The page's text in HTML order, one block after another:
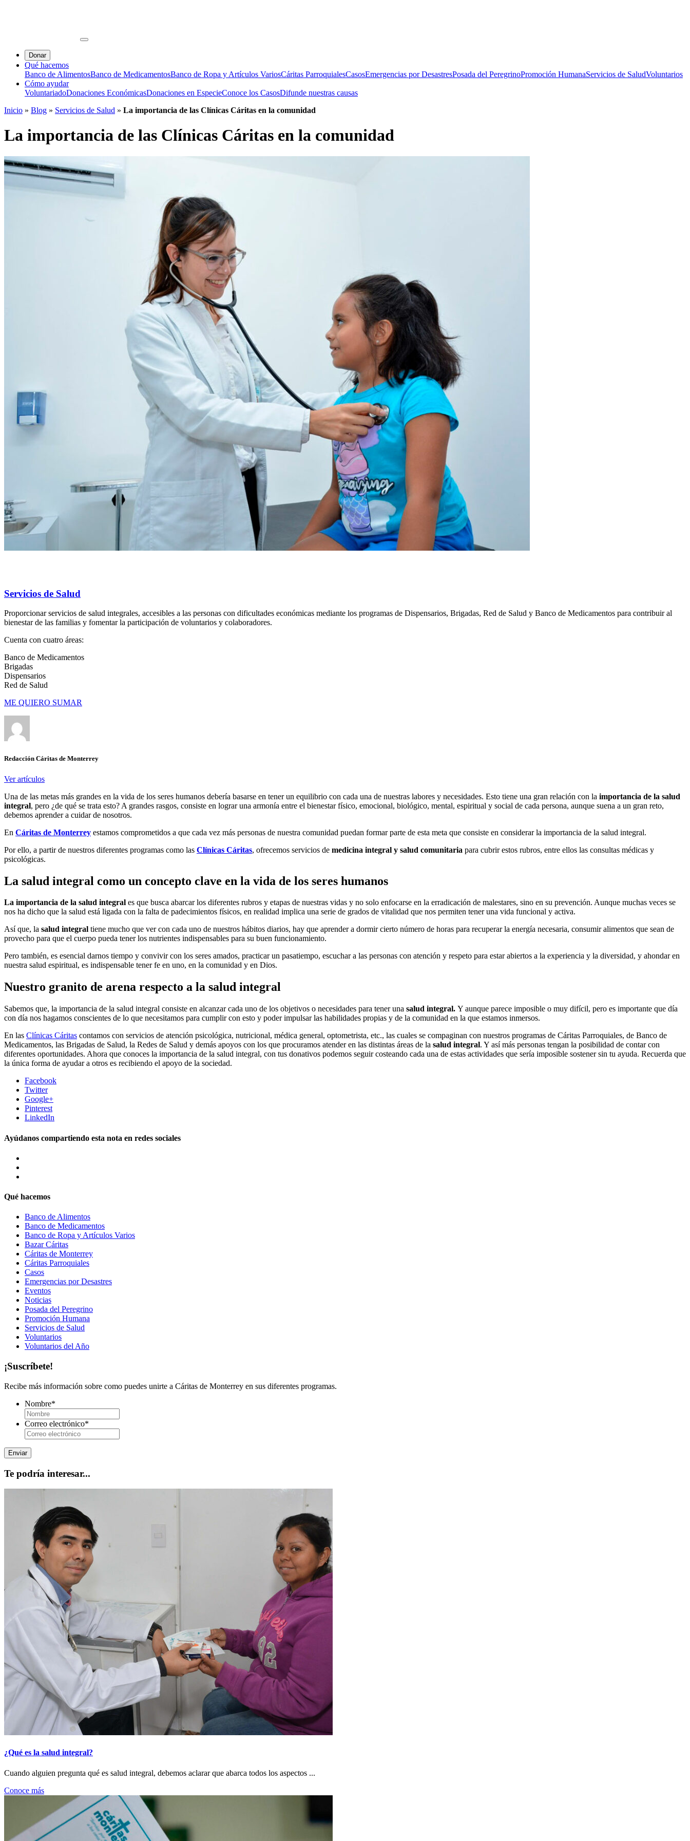
Donar
Qué hacemos
Banco de AlimentosBanco de MedicamentosBanco de Ropa y Artículos VariosCáritas ParroquialesCasosEmergencias por DesastresPosada del PeregrinoPromoción HumanaServicios de SaludVoluntarios
Cómo ayudar
VoluntariadoDonaciones EconómicasDonaciones en EspecieConoce los CasosDifunde nuestras causas
Inicio » Blog » Servicios de Salud » La importancia de las Clínicas Cáritas en la comunidad
La importancia de las Clínicas Cáritas en la comunidad
Servicios de Salud
Proporcionar servicios de salud integrales, accesibles a las personas con dificultades económicas mediante los programas de Dispensarios, Brigadas, Red de Salud y Banco de Medicamentos para contribuir al
bienestar de las familias y fomentar la participación de voluntarios y colaboradores.
Cuenta con cuatro áreas:
Banco de Medicamentos
Brigadas
Dispensarios
Red de Salud
ME QUIERO SUMAR
Redacción Cáritas de Monterrey
Ver artículos
Una de las metas más grandes en la vida de los seres humanos debería basarse en tener un equilibrio con cada una de nuestras labores y necesidades. Esto tiene una gran relación con la importancia de la salud
integral, pero ¿de qué se trata esto? A grandes rasgos, consiste en lograr una armonía entre el bienestar físico, emocional, biológico, mental, espiritual y social de cada persona, aunque suena a un gran reto,
debemos aprender a cuidar de nosotros.
En Cáritas de Monterrey estamos comprometidos a que cada vez más personas de nuestra comunidad puedan formar parte de esta meta que consiste en considerar la importancia de la salud integral.
Por ello, a partir de nuestros diferentes programas como las Clínicas Cáritas, ofrecemos servicios de medicina integral y salud comunitaria para cubrir estos rubros, entre ellos las consultas médicas y
psicológicas.
La salud integral como un concepto clave en la vida de los seres humanos
La importancia de la salud integral es que busca abarcar los diferentes rubros y etapas de nuestras vidas y no solo enfocarse en la erradicación de malestares, sino en su prevención. Aunque muchas veces se
nos ha dicho que la salud está ligada con la falta de padecimientos físicos, en realidad implica una serie de grados de vitalidad que nos permiten tener una vida funcional y activa.
Así que, la salud integral tiene mucho que ver con cada uno de nuestros hábitos diarios, hay que aprender a dormir cierto número de horas para recuperar la energía necesaria, consumir alimentos que sean de
provecho para que el cuerpo pueda tener los nutrientes indispensables para su buen funcionamiento.
Pero también, es esencial darnos tiempo y convivir con los seres amados, practicar un pasatiempo, escuchar a las personas con atención y respeto para estar abiertos a la experiencia y la diversidad, y ahondar en
nuestra salud espiritual, es indispensable tener fe en uno, en la comunidad y en Dios.
Nuestro granito de arena respecto a la salud integral
Sabemos que, la importancia de la salud integral consiste en alcanzar cada uno de los objetivos o necesidades para tener una salud integral. Y aunque parece imposible o muy difícil, pero es importante que día
con día nos hagamos conscientes de lo que necesitamos para cumplir con esto y poder impulsar las habilidades propias y de la comunidad en la que estamos inmersos.
En las Clínicas Cáritas contamos con servicios de atención psicológica, nutricional, médica general, optometrista, etc., las cuales se compaginan con nuestros programas de Cáritas Parroquiales, de Banco de
Medicamentos, las Brigadas de Salud, la Redes de Salud y demás apoyos con los que procuramos atender en las distintas áreas de la salud integral. Y así más personas tengan la posibilidad de contar con
diferentes oportunidades. Ahora que conoces la importancia de la salud integral, con tus donativos podemos seguir costeando cada una de estas actividades que sería imposible sostener sin tu ayuda. Recuerda que
la única forma de ayudar a otros es recibiendo el apoyo de la sociedad.
Facebook
Twitter
Google+
Pinterest
LinkedIn
Ayúdanos compartiendo esta nota en redes sociales
Qué hacemos
Banco de Alimentos
Banco de Medicamentos
Banco de Ropa y Artículos Varios
Bazar Cáritas
Cáritas de Monterrey
Cáritas Parroquiales
Casos
Emergencias por Desastres
Eventos
Noticias
Posada del Peregrino
Promoción Humana
Servicios de Salud
Voluntarios
Voluntarios del Año
¡Suscríbete!
Recibe más información sobre como puedes unirte a Cáritas de Monterrey en sus diferentes programas.
Nombre*
Correo electrónico*
Te podría interesar...
¿Qué es la salud integral?
Cuando alguien pregunta qué es salud integral, debemos aclarar que abarca todos los aspectos ...
Conoce más